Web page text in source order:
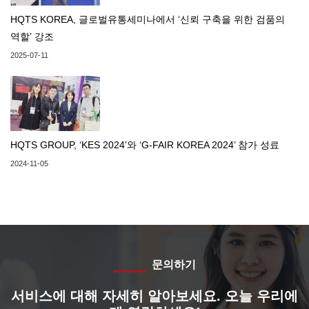
HQTS KOREA, 글로벌유통세미나에서 ‘신뢰 구축을 위한 검품의
역할’ 강조
2025-07-11
HQTS GROUP, ‘KES 2024’와 ‘G-FAIR KOREA 2024’ 참가 성료
2024-11-05
문의하기
서비스에 대해 자세히 알아보세요. 오늘 우리에